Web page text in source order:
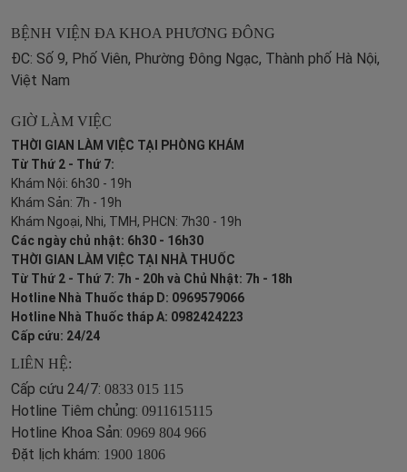
BỆNH VIỆN ĐA KHOA PHƯƠNG ĐÔNG
ĐC: Số 9, Phố Viên, Phường Đông Ngạc, Thành phố Hà Nội,
Việt Nam
GIỜ LÀM VIỆC
THỜI GIAN LÀM VIỆC TẠI PHÒNG KHÁM
Từ Thứ 2 - Thứ 7:
Khám Nội: 6h30 - 19h
Khám Sản: 7h - 19h
Khám Ngoại, Nhi, TMH, PHCN: 7h30 - 19h
Các ngày chủ nhật: 6h30 - 16h30
THỜI GIAN LÀM VIỆC TẠI NHÀ THUỐC
Từ Thứ 2 - Thứ 7: 7h - 20h và Chủ Nhật: 7h - 18h
Hotline Nhà Thuốc tháp D: 0969579066
Hotline Nhà Thuốc tháp A: 0982424223
Cấp cứu: 24/24
LIÊN HỆ:
Cấp cứu 24/7: 0833 015 115
Hotline Tiêm chủng: 0911615115
Hotline Khoa Sản: 0969 804 966
Đặt lịch khám: 1900 1806